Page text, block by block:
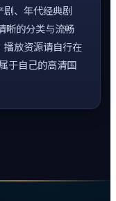
、年代经典剧
晰的分类与流畅
播放资源请自行在
于自己的高清国